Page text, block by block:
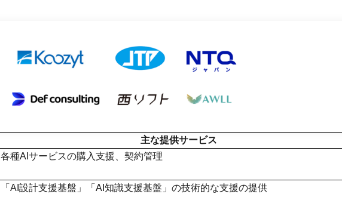
主な提供サービス
各種AIサービスの購入支援、契約管理
「AI設計支援基盤」「AI知識支援基盤」の技術的な支援の提供